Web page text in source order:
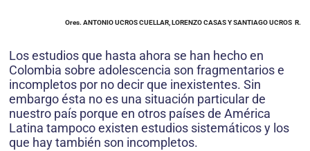
Ores. ANTONIO UCROS CUELLAR, LORENZO CASAS Y SANTIAGO UCROS R.
Los estudios que hasta ahora se han hecho en
Colombia sobre adolescencia son fragmentarios e
incompletos por no decir que inexistentes. Sin
embargo ésta no es una situación particular de
nuestro país porque en otros países de América
Latina tampoco existen estudios sistemáticos y los
que hay también son incompletos.